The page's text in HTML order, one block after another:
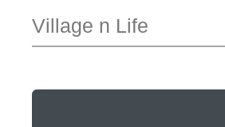
Village n Life